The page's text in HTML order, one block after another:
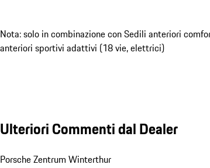
Nota: solo in combinazione con Sedili anteriori
anteriori sportivi adattivi (18 vie, elettrici)
Ulteriori Commenti dal Dealer
Porsche Zentrum Winterthur